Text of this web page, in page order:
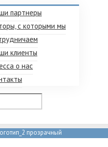
партнеры
с которыми мы
клиенты
о нас
прозрачный